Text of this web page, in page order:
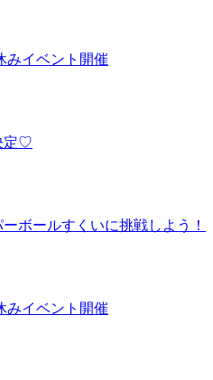
みイベント開催
定♡
ボールすくいに挑戦しよう！
みイベント開催